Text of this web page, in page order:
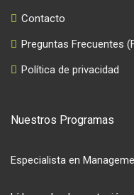
Contacto
Preguntas Frecuentes
Política de privacidad
Nuestros Programas
Especialista en